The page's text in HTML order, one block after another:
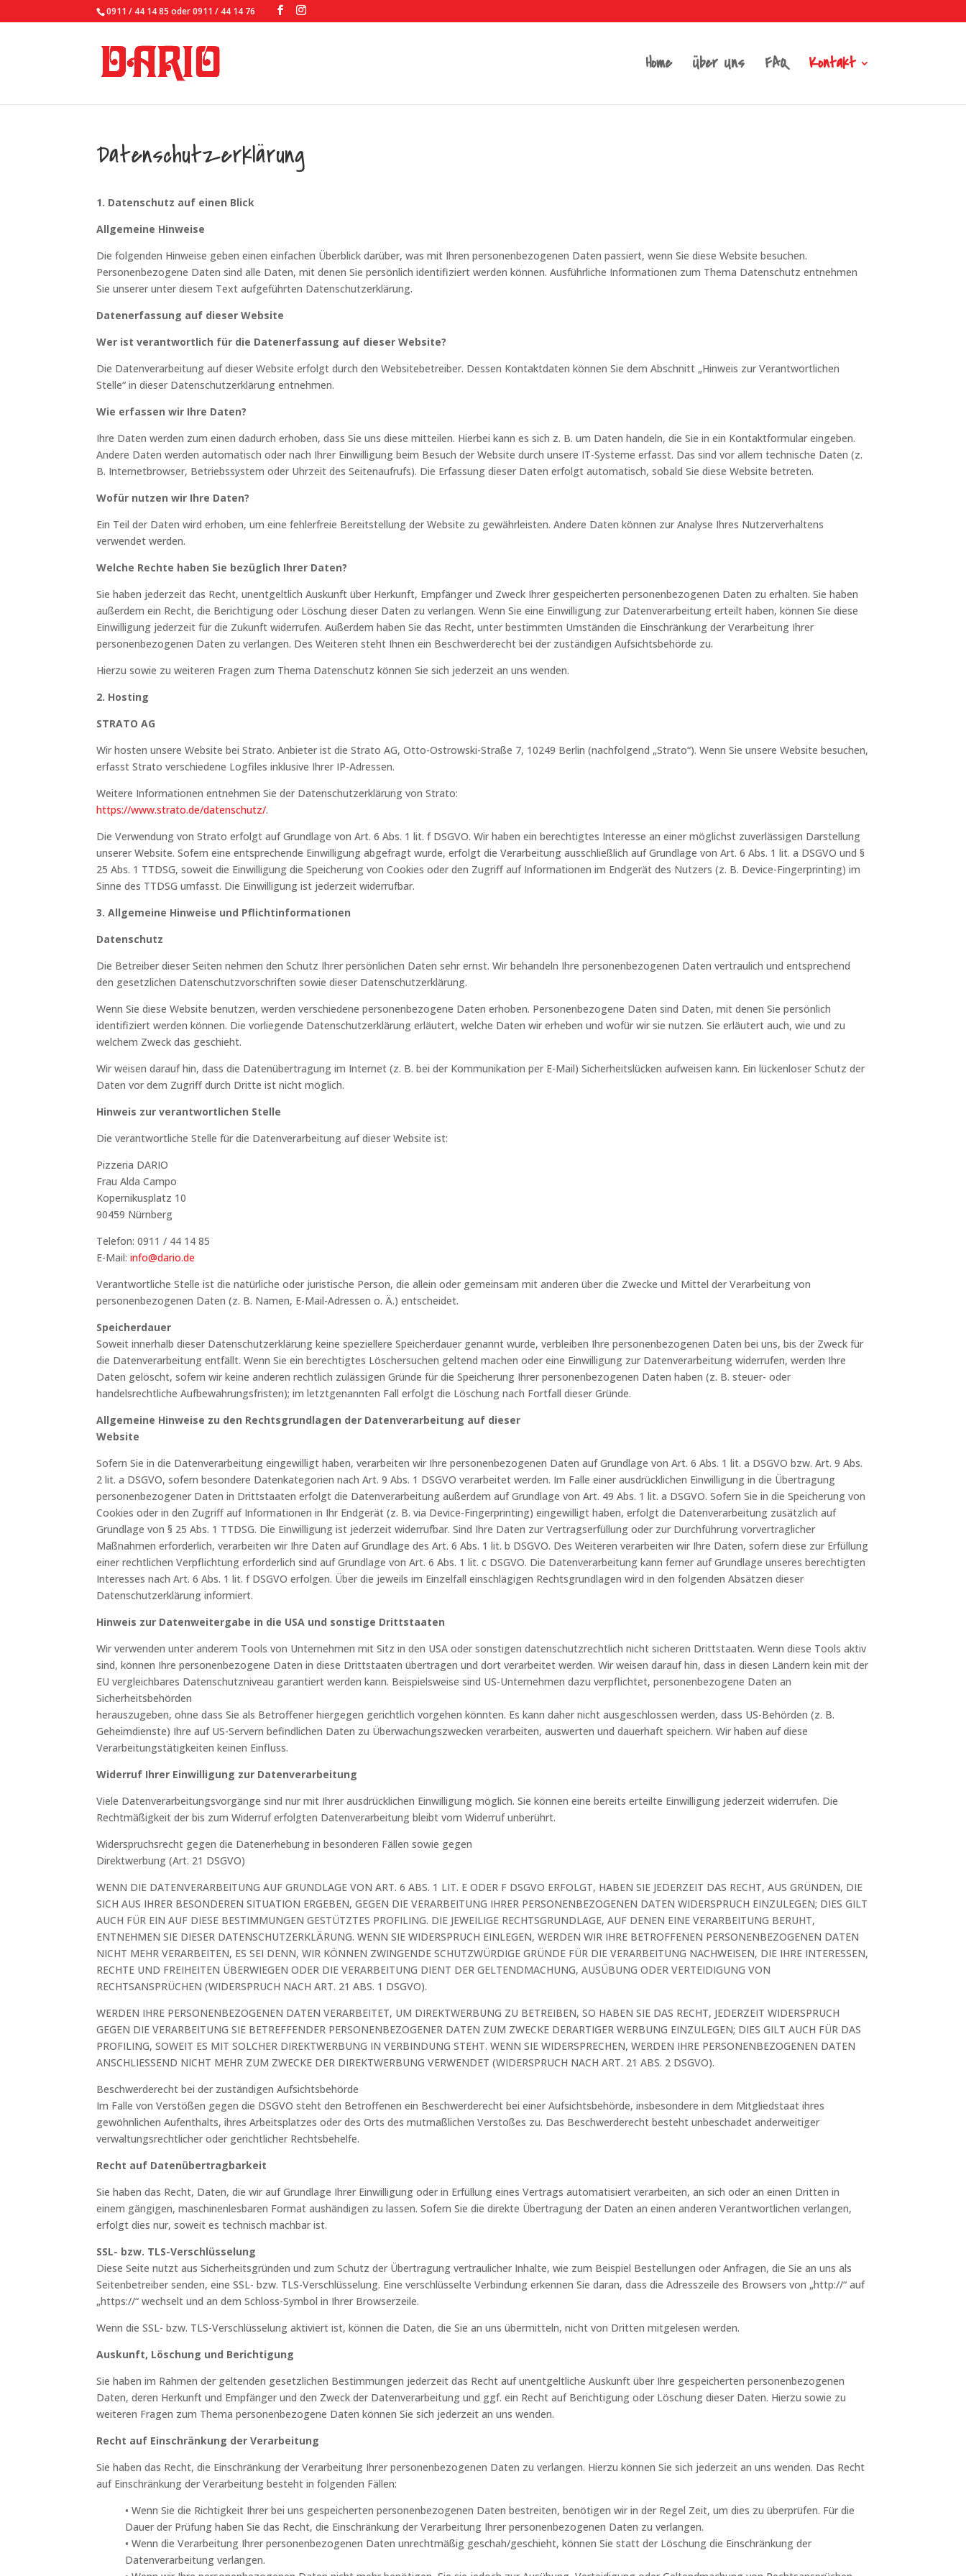
0911 / 44 14 85 oder 0911 / 44 14 76
Home Über Uns FAQ Kontakt
Datenschutzerklärung
1. Datenschutz auf einen Blick
Allgemeine Hinweise
Die folgenden Hinweise geben einen einfachen Überblick darüber, was mit Ihren personenbezogenen Daten passiert, wenn Sie diese Website besuchen.
Personenbezogene Daten sind alle Daten, mit denen Sie persönlich identifiziert werden können. Ausführliche Informationen zum Thema Datenschutz entnehmen
Sie unserer unter diesem Text aufgeführten Datenschutzerklärung.
Datenerfassung auf dieser Website
Wer ist verantwortlich für die Datenerfassung auf dieser Website?
Die Datenverarbeitung auf dieser Website erfolgt durch den Websitebetreiber. Dessen Kontaktdaten können Sie dem Abschnitt „Hinweis zur Verantwortlichen
Stelle“ in dieser Datenschutzerklärung entnehmen.
Wie erfassen wir Ihre Daten?
Ihre Daten werden zum einen dadurch erhoben, dass Sie uns diese mitteilen. Hierbei kann es sich z. B. um Daten handeln, die Sie in ein Kontaktformular eingeben.
Andere Daten werden automatisch oder nach Ihrer Einwilligung beim Besuch der Website durch unsere IT-Systeme erfasst. Das sind vor allem technische Daten (z.
B. Internetbrowser, Betriebssystem oder Uhrzeit des Seitenaufrufs). Die Erfassung dieser Daten erfolgt automatisch, sobald Sie diese Website betreten.
Wofür nutzen wir Ihre Daten?
Ein Teil der Daten wird erhoben, um eine fehlerfreie Bereitstellung der Website zu gewährleisten. Andere Daten können zur Analyse Ihres Nutzerverhaltens
verwendet werden.
Welche Rechte haben Sie bezüglich Ihrer Daten?
Sie haben jederzeit das Recht, unentgeltlich Auskunft über Herkunft, Empfänger und Zweck Ihrer gespeicherten personenbezogenen Daten zu erhalten. Sie haben
außerdem ein Recht, die Berichtigung oder Löschung dieser Daten zu verlangen. Wenn Sie eine Einwilligung zur Datenverarbeitung erteilt haben, können Sie diese
Einwilligung jederzeit für die Zukunft widerrufen. Außerdem haben Sie das Recht, unter bestimmten Umständen die Einschränkung der Verarbeitung Ihrer
personenbezogenen Daten zu verlangen. Des Weiteren steht Ihnen ein Beschwerderecht bei der zuständigen Aufsichtsbehörde zu.
Hierzu sowie zu weiteren Fragen zum Thema Datenschutz können Sie sich jederzeit an uns wenden.
2. Hosting
STRATO AG
Wir hosten unsere Website bei Strato. Anbieter ist die Strato AG, Otto-Ostrowski-Straße 7, 10249 Berlin (nachfolgend „Strato“). Wenn Sie unsere Website besuchen,
erfasst Strato verschiedene Logfiles inklusive Ihrer IP-Adressen.
Weitere Informationen entnehmen Sie der Datenschutzerklärung von Strato:
https://www.strato.de/datenschutz/.
Die Verwendung von Strato erfolgt auf Grundlage von Art. 6 Abs. 1 lit. f DSGVO. Wir haben ein berechtigtes Interesse an einer möglichst zuverlässigen Darstellung
unserer Website. Sofern eine entsprechende Einwilligung abgefragt wurde, erfolgt die Verarbeitung ausschließlich auf Grundlage von Art. 6 Abs. 1 lit. a DSGVO und §
25 Abs. 1 TTDSG, soweit die Einwilligung die Speicherung von Cookies oder den Zugriff auf Informationen im Endgerät des Nutzers (z. B. Device-Fingerprinting) im
Sinne des TTDSG umfasst. Die Einwilligung ist jederzeit widerrufbar.
3. Allgemeine Hinweise und Pflichtinformationen
Datenschutz
Die Betreiber dieser Seiten nehmen den Schutz Ihrer persönlichen Daten sehr ernst. Wir behandeln Ihre personenbezogenen Daten vertraulich und entsprechend
den gesetzlichen Datenschutzvorschriften sowie dieser Datenschutzerklärung.
Wenn Sie diese Website benutzen, werden verschiedene personenbezogene Daten erhoben. Personenbezogene Daten sind Daten, mit denen Sie persönlich
identifiziert werden können. Die vorliegende Datenschutzerklärung erläutert, welche Daten wir erheben und wofür wir sie nutzen. Sie erläutert auch, wie und zu
welchem Zweck das geschieht.
Wir weisen darauf hin, dass die Datenübertragung im Internet (z. B. bei der Kommunikation per E-Mail) Sicherheitslücken aufweisen kann. Ein lückenloser Schutz der
Daten vor dem Zugriff durch Dritte ist nicht möglich.
Hinweis zur verantwortlichen Stelle
Die verantwortliche Stelle für die Datenverarbeitung auf dieser Website ist:
Pizzeria DARIO
Frau Alda Campo
Kopernikusplatz 10
90459 Nürnberg
Telefon: 0911 / 44 14 85
E-Mail:info@dario.de
Verantwortliche Stelle ist die natürliche oder juristische Person, die allein oder gemeinsam mit anderen über die Zwecke und Mittel der Verarbeitung von
personenbezogenen Daten (z. B. Namen, E-Mail-Adressen o. Ä.) entscheidet.
Speicherdauer
Soweit innerhalb dieser Datenschutzerklärung keine speziellere Speicherdauer genannt wurde, verbleiben Ihre personenbezogenen Daten bei uns, bis der Zweck für
die Datenverarbeitung entfällt. Wenn Sie ein berechtigtes Löschersuchen geltend machen oder eine Einwilligung zur Datenverarbeitung widerrufen, werden Ihre
Daten gelöscht, sofern wir keine anderen rechtlich zulässigen Gründe für die Speicherung Ihrer personenbezogenen Daten haben (z. B. steuer- oder
handelsrechtliche Aufbewahrungsfristen); im letztgenannten Fall erfolgt die Löschung nach Fortfall dieser Gründe.
Allgemeine Hinweise zu den Rechtsgrundlagen der Datenverarbeitung auf dieser
Website
Sofern Sie in die Datenverarbeitung eingewilligt haben, verarbeiten wir Ihre personenbezogenen Daten auf Grundlage von Art. 6 Abs. 1 lit. a DSGVO bzw. Art. 9 Abs.
2 lit. a DSGVO, sofern besondere Datenkategorien nach Art. 9 Abs. 1 DSGVO verarbeitet werden. Im Falle einer ausdrücklichen Einwilligung in die Übertragung
personenbezogener Daten in Drittstaaten erfolgt die Datenverarbeitung außerdem auf Grundlage von Art. 49 Abs. 1 lit. a DSGVO. Sofern Sie in die Speicherung von
Cookies oder in den Zugriff auf Informationen in Ihr Endgerät (z. B. via Device-Fingerprinting) eingewilligt haben, erfolgt die Datenverarbeitung zusätzlich auf
Grundlage von § 25 Abs. 1 TTDSG. Die Einwilligung ist jederzeit widerrufbar. Sind Ihre Daten zur Vertragserfüllung oder zur Durchführung vorvertraglicher
Maßnahmen erforderlich, verarbeiten wir Ihre Daten auf Grundlage des Art. 6 Abs. 1 lit. b DSGVO. Des Weiteren verarbeiten wir Ihre Daten, sofern diese zur Erfüllung
einer rechtlichen Verpflichtung erforderlich sind auf Grundlage von Art. 6 Abs. 1 lit. c DSGVO. Die Datenverarbeitung kann ferner auf Grundlage unseres berechtigten
Interesses nach Art. 6 Abs. 1 lit. f DSGVO erfolgen. Über die jeweils im Einzelfall einschlägigen Rechtsgrundlagen wird in den folgenden Absätzen dieser
Datenschutzerklärung informiert.
Hinweis zur Datenweitergabe in die USA und sonstige Drittstaaten
Wir verwenden unter anderem Tools von Unternehmen mit Sitz in den USA oder sonstigen datenschutzrechtlich nicht sicheren Drittstaaten. Wenn diese Tools aktiv
sind, können Ihre personenbezogene Daten in diese Drittstaaten übertragen und dort verarbeitet werden. Wir weisen darauf hin, dass in diesen Ländern kein mit der
EU vergleichbares Datenschutzniveau garantiert werden kann. Beispielsweise sind US-Unternehmen dazu verpflichtet, personenbezogene Daten an
Sicherheitsbehörden
herauszugeben, ohne dass Sie als Betroffener hiergegen gerichtlich vorgehen könnten. Es kann daher nicht ausgeschlossen werden, dass US-Behörden (z. B.
Geheimdienste) Ihre auf US-Servern befindlichen Daten zu Überwachungszwecken verarbeiten, auswerten und dauerhaft speichern. Wir haben auf diese
Verarbeitungstätigkeiten keinen Einfluss.
Widerruf Ihrer Einwilligung zur Datenverarbeitung
Viele Datenverarbeitungsvorgänge sind nur mit Ihrer ausdrücklichen Einwilligung möglich. Sie können eine bereits erteilte Einwilligung jederzeit widerrufen. Die
Rechtmäßigkeit der bis zum Widerruf erfolgten Datenverarbeitung bleibt vom Widerruf unberührt.
Widerspruchsrecht gegen die Datenerhebung in besonderen Fällen sowie gegen
Direktwerbung (Art. 21 DSGVO)
WENN DIE DATENVERARBEITUNG AUF GRUNDLAGE VON ART. 6 ABS. 1 LIT. E ODER F DSGVO ERFOLGT, HABEN SIE JEDERZEIT DAS RECHT, AUS GRÜNDEN, DIE
SICH AUS IHRER BESONDEREN SITUATION ERGEBEN, GEGEN DIE VERARBEITUNG IHRER PERSONENBEZOGENEN DATEN WIDERSPRUCH EINZULEGEN; DIES GILT
AUCH FÜR EIN AUF DIESE BESTIMMUNGEN GESTÜTZTES PROFILING. DIE JEWEILIGE RECHTSGRUNDLAGE, AUF DENEN EINE VERARBEITUNG BERUHT,
ENTNEHMEN SIE DIESER DATENSCHUTZERKLÄRUNG. WENN SIE WIDERSPRUCH EINLEGEN, WERDEN WIR IHRE BETROFFENEN PERSONENBEZOGENEN DATEN
NICHT MEHR VERARBEITEN, ES SEI DENN, WIR KÖNNEN ZWINGENDE SCHUTZWÜRDIGE GRÜNDE FÜR DIE VERARBEITUNG NACHWEISEN, DIE IHRE INTERESSEN,
RECHTE UND FREIHEITEN ÜBERWIEGEN ODER DIE VERARBEITUNG DIENT DER GELTENDMACHUNG, AUSÜBUNG ODER VERTEIDIGUNG VON
RECHTSANSPRÜCHEN (WIDERSPRUCH NACH ART. 21 ABS. 1 DSGVO).
WERDEN IHRE PERSONENBEZOGENEN DATEN VERARBEITET, UM DIREKTWERBUNG ZU BETREIBEN, SO HABEN SIE DAS RECHT, JEDERZEIT WIDERSPRUCH
GEGEN DIE VERARBEITUNG SIE BETREFFENDER PERSONENBEZOGENER DATEN ZUM ZWECKE DERARTIGER WERBUNG EINZULEGEN; DIES GILT AUCH FÜR DAS
PROFILING, SOWEIT ES MIT SOLCHER DIREKTWERBUNG IN VERBINDUNG STEHT. WENN SIE WIDERSPRECHEN, WERDEN IHRE PERSONENBEZOGENEN DATEN
ANSCHLIESSEND NICHT MEHR ZUM ZWECKE DER DIREKTWERBUNG VERWENDET (WIDERSPRUCH NACH ART. 21 ABS. 2 DSGVO).
Beschwerderecht bei der zuständigen Aufsichtsbehörde
Im Falle von Verstößen gegen die DSGVO steht den Betroffenen ein Beschwerderecht bei einer Aufsichtsbehörde, insbesondere in dem Mitgliedstaat ihres
gewöhnlichen Aufenthalts, ihres Arbeitsplatzes oder des Orts des mutmaßlichen Verstoßes zu. Das Beschwerderecht besteht unbeschadet anderweitiger
verwaltungsrechtlicher oder gerichtlicher Rechtsbehelfe.
Recht auf Datenübertragbarkeit
Sie haben das Recht, Daten, die wir auf Grundlage Ihrer Einwilligung oder in Erfüllung eines Vertrags automatisiert verarbeiten, an sich oder an einen Dritten in
einem gängigen, maschinenlesbaren Format aushändigen zu lassen. Sofern Sie die direkte Übertragung der Daten an einen anderen Verantwortlichen verlangen,
erfolgt dies nur, soweit es technisch machbar ist.
SSL- bzw. TLS-Verschlüsselung
Diese Seite nutzt aus Sicherheitsgründen und zum Schutz der Übertragung vertraulicher Inhalte, wie zum Beispiel Bestellungen oder Anfragen, die Sie an uns als
Seitenbetreiber senden, eine SSL- bzw. TLS-Verschlüsselung. Eine verschlüsselte Verbindung erkennen Sie daran, dass die Adresszeile des Browsers von „http://“ auf
„https://“ wechselt und an dem Schloss-Symbol in Ihrer Browserzeile.
Wenn die SSL- bzw. TLS-Verschlüsselung aktiviert ist, können die Daten, die Sie an uns übermitteln, nicht von Dritten mitgelesen werden.
Auskunft, Löschung und Berichtigung
Sie haben im Rahmen der geltenden gesetzlichen Bestimmungen jederzeit das Recht auf unentgeltliche Auskunft über Ihre gespeicherten personenbezogenen
Daten, deren Herkunft und Empfänger und den Zweck der Datenverarbeitung und ggf. ein Recht auf Berichtigung oder Löschung dieser Daten. Hierzu sowie zu
weiteren Fragen zum Thema personenbezogene Daten können Sie sich jederzeit an uns wenden.
Recht auf Einschränkung der Verarbeitung
Sie haben das Recht, die Einschränkung der Verarbeitung Ihrer personenbezogenen Daten zu verlangen. Hierzu können Sie sich jederzeit an uns wenden. Das Recht
auf Einschränkung der Verarbeitung besteht in folgenden Fällen:
• Wenn Sie die Richtigkeit Ihrer bei uns gespeicherten personenbezogenen Daten bestreiten, benötigen wir in der Regel Zeit, um dies zu überprüfen. Für die
Dauer der Prüfung haben Sie das Recht, die Einschränkung der Verarbeitung Ihrer personenbezogenen Daten zu verlangen.
• Wenn die Verarbeitung Ihrer personenbezogenen Daten unrechtmäßig geschah/geschieht, können Sie statt der Löschung die Einschränkung der
Datenverarbeitung verlangen.